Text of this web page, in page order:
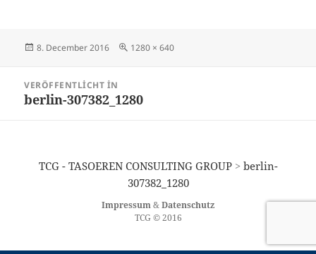
Veröffentlicht
8. December 2016 Originalgröße
1280 × 640
navigation
VERÖFFENTLICHT IN
berlin-307382_1280
TCG - TASOEREN CONSULTING GROUP> berlin-
307382_1280
Impressum&Datenschutz
TCG © 2016